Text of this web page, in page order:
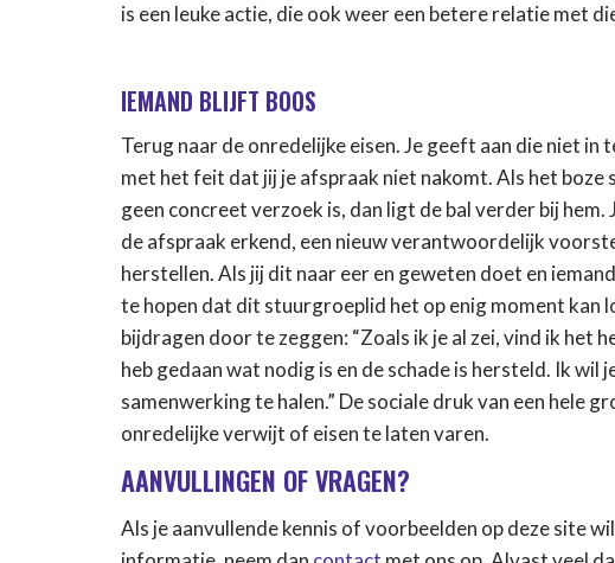
is een leuke actie, die ook weer een betere relatie met
IEMAND BLIJFT BOOS
Terug naar de onredelijke eisen. Je geeft aan die niet
met het feit dat jij je afspraak niet nakomt. Als het
geen concreet verzoek is, dan ligt de bal verder bij
de afspraak erkend, een nieuw verantwoordelijk
herstellen. Als jij dit naar eer en geweten doet en
te hopen dat dit stuurgroeplid het op enig moment kan
bijdragen door te zeggen: “Zoals ik je al zei, vind ik het
heb gedaan wat nodig is en de schade is hersteld. Ik
samenwerking te halen.” De sociale druk van een hele
onredelijke verwijt of eisen te laten varen.
AANVULLINGEN OF VRAGEN?
Als je aanvullende kennis of voorbeelden op deze site